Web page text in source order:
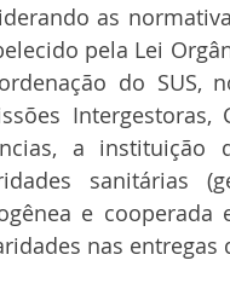
as
pela Lei
do SUS,
a instituição
sanitárias
e
nas entregas